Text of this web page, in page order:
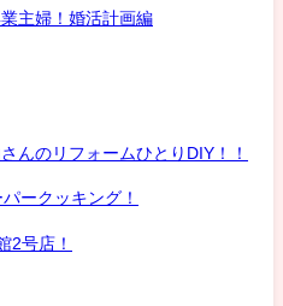
主婦！婚活計画編
んのリフォームひとりDIY！！
ークッキング！
2号店！